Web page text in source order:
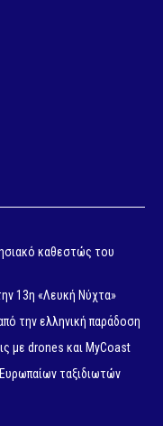
καθεστώς του
13η «Λευκή Νύχτα»
την ελληνική παράδοση
με drones και MyCoast
ταξιδιωτών